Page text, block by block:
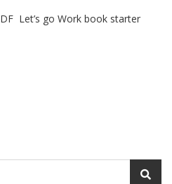
Let’s go Work book starter